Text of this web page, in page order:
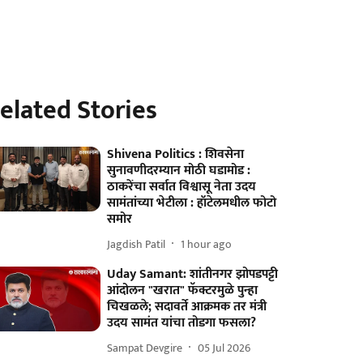
Stories
Shivena Politics : शिवसेना
सुनावणीदरम्यान मोठी घडामोड :
ठाकरेंचा सर्वात विश्वासू नेता उदय
सामंतांच्या भेटीला : हॉटेलमधील फोटो
समोर
Jagdish Patil 1 hour ago
Uday Samant: शांतीनगर झोपडपट्टी
आंदोलन "खरात" फॅक्टरमुळे पुन्हा
चिखळले; सदावर्ते आक्रमक तर मंत्री
उदय सामंत यांचा तोडगा फसला?
Sampat Devgire 05 Jul 2026